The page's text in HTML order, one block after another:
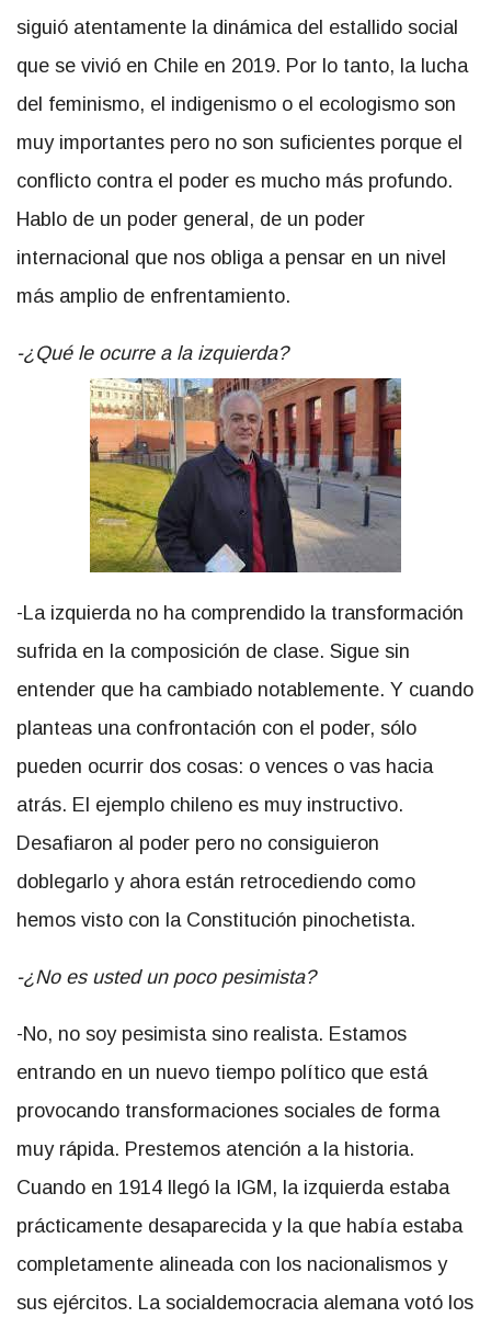
siguió atentamente la dinámica del estallido social
que se vivió en Chile en 2019. Por lo tanto, la lucha
del feminismo, el indigenismo o el ecologismo son
muy importantes pero no son suficientes porque el
conflicto contra el poder es mucho más profundo.
Hablo de un poder general, de un poder
internacional que nos obliga a pensar en un nivel
más amplio de enfrentamiento.
-¿Qué le ocurre a la izquierda?
-La izquierda no ha comprendido la transformación
sufrida en la composición de clase. Sigue sin
entender que ha cambiado notablemente. Y cuando
planteas una confrontación con el poder, sólo
pueden ocurrir dos cosas: o vences o vas hacia
atrás. El ejemplo chileno es muy instructivo.
Desafiaron al poder pero no consiguieron
doblegarlo y ahora están retrocediendo como
hemos visto con la Constitución pinochetista.
-¿No es usted un poco pesimista?
-No, no soy pesimista sino realista. Estamos
entrando en un nuevo tiempo político que está
provocando transformaciones sociales de forma
muy rápida. Prestemos atención a la historia.
Cuando en 1914 llegó la IGM, la izquierda estaba
prácticamente desaparecida y la que había estaba
completamente alineada con los nacionalismos y
sus ejércitos. La socialdemocracia alemana votó los